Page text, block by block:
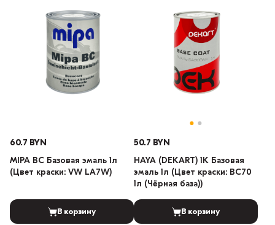
60.7 BYN
MIPA BC Базовая эмаль 1л
(Цвет краски: VW LA7W)
В корзину
50.7 BYN
HAYA (DEKART) 1К Базовая
эмаль 1л (Цвет краски: BC70
1л (Чёрная база))
В корзину